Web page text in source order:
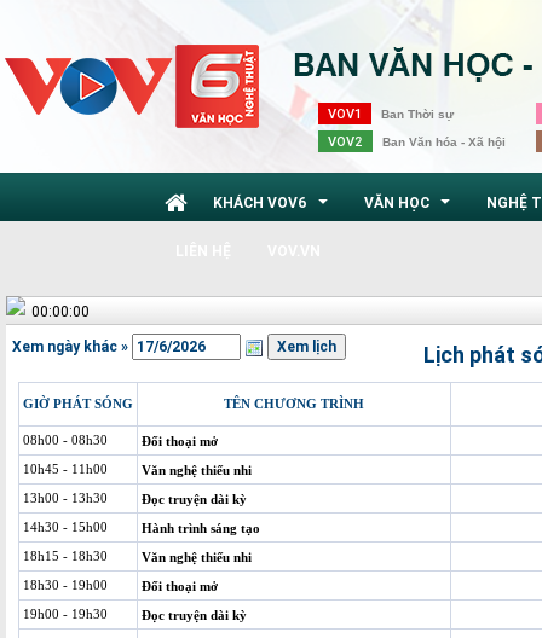
VOV1 Ban Thời sự
VOV2 Ban Văn hóa - Xã hội
KHÁCH VOV6 VĂN HỌC NGHỆ
00:00:00
Xem ngày khác » Lịch phát
GIỜ PHÁT SÓNG TÊN CHƯƠNG TRÌNH
08h00 - 08h30
Đối thoại mở
10h45 - 11h00
Văn nghệ thiếu nhi
13h00 - 13h30
Đọc truyện dài kỳ
14h30 - 15h00
Hành trình sáng tạo
18h15 - 18h30
Văn nghệ thiếu nhi
18h30 - 19h00
Đối thoại mở
19h00 - 19h30
Đọc truyện dài kỳ